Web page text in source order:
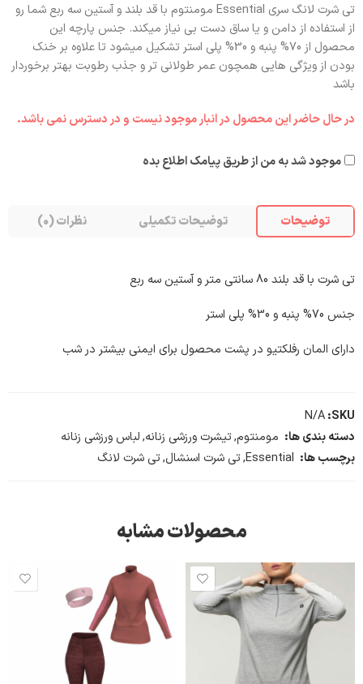
تی شرت لانگ سری Essential مومنتوم با قد بلند و آستین سه ربع شما رو
از استفاده از دامن و یا ساق دست بی نیاز میکند. جنس پارچه این
محصول از 70% پنبه و 30% پلی استر تشکیل میشود تا علاوه بر خنک
بودن از ویژگی هایی همچون عمر طولانی تر و جذب رطوبت بهتر برخوردار
باشد
در حال حاضر این محصول در انبار موجود نیست و در دسترس نمی باشد.
موجود شد به من از طریق پیامک اطلاع بده
توضیحات توضیحات تکمیلی نظرات (0)
تی شرت با قد بلند 80 سانتی متر و آستین سه ربع
جنس 70% پنبه و 30% پلی استر
دارای المان رفلکتیو در پشت محصول برای ایمنی بیشتر در شب
SKU:
N/A
دسته بندی ها: مومنتوم,تیشرت ورزشی زنانه,لباس ورزشی زنانه
برچسب ها: Essential
,تی شرت اسنشال,تی شرت لانگ
محصولات مشابه